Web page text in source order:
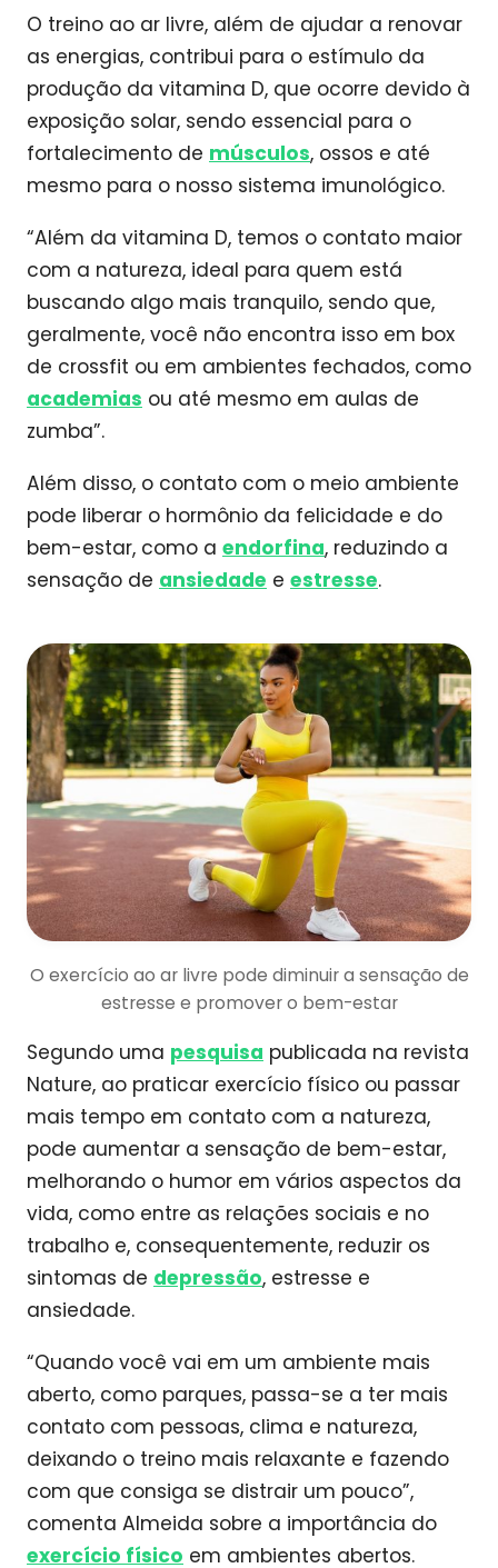
O treino ao ar livre, além de ajudar a renovar
as energias, contribui para o estímulo da
produção da vitamina D, que ocorre devido à
exposição solar, sendo essencial para o
fortalecimento de músculos, ossos e até
mesmo para o nosso sistema imunológico.
“Além da vitamina D, temos o contato maior
com a natureza, ideal para quem está
buscando algo mais tranquilo, sendo que,
geralmente, você não encontra isso em box
de crossfit ou em ambientes fechados, como
academias ou até mesmo em aulas de
zumba”.
Além disso, o contato com o meio ambiente
pode liberar o hormônio da felicidade e do
bem-estar, como a endorfina, reduzindo a
sensação de ansiedade e estresse.
O exercício ao ar livre pode diminuir a sensação de
estresse e promover o bem-estar
Segundo uma pesquisa publicada na revista
Nature, ao praticar exercício físico ou passar
mais tempo em contato com a natureza,
pode aumentar a sensação de bem-estar,
melhorando o humor em vários aspectos da
vida, como entre as relações sociais e no
trabalho e, consequentemente, reduzir os
sintomas de depressão, estresse e
ansiedade.
“Quando você vai em um ambiente mais
aberto, como parques, passa-se a ter mais
contato com pessoas, clima e natureza,
deixando o treino mais relaxante e fazendo
com que consiga se distrair um pouco”,
comenta Almeida sobre a importância do
exercício físico em ambientes abertos.